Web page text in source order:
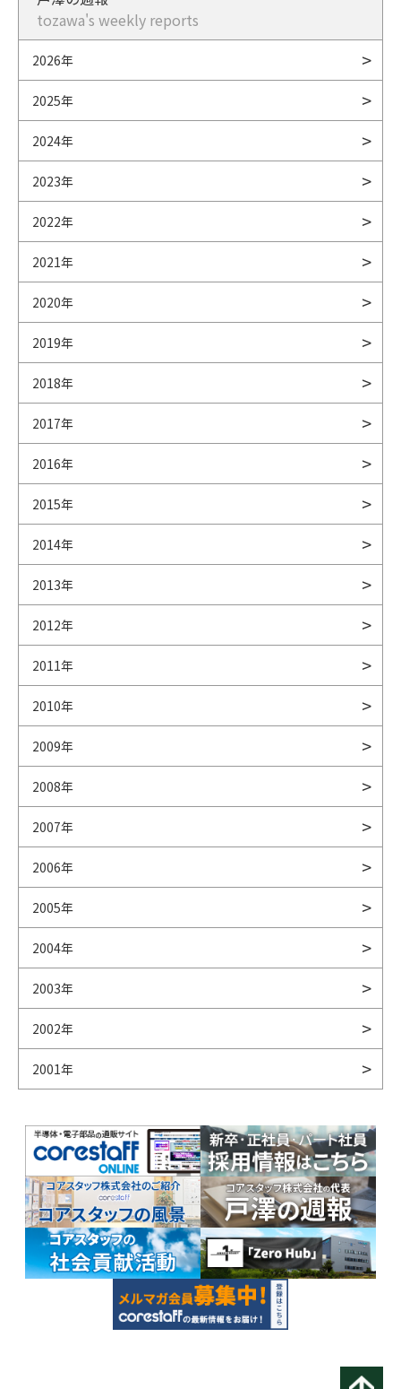
tozawa's weekly reports
2026年
2025年
2024年
2023年
2022年
2021年
2020年
2019年
2018年
2017年
2016年
2015年
2014年
2013年
2012年
2011年
2010年
2009年
2008年
2007年
2006年
2005年
2004年
2003年
2002年
2001年